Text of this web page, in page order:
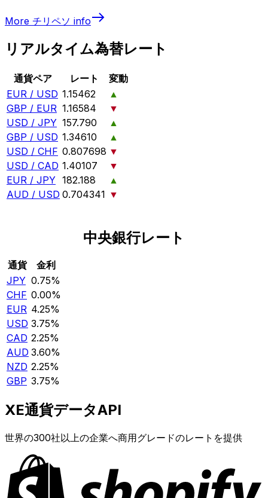
More チリペソ info
リアルタイム為替レート
通貨ペア レート
変動
EUR / USD 1.15462
▲
GBP / EUR 1.16584
▼
USD / JPY 157.790
▲
GBP / USD 1.34610
▲
USD / CHF 0.807698 ▼
USD / CAD 1.40107
▼
EUR / JPY 182.188
▲
AUD / USD 0.704341 ▼
中央銀行レート
通貨
金利
JPY 0.75%
CHF 0.00%
EUR 4.25%
USD 3.75%
CAD 2.25%
AUD 3.60%
NZD 2.25%
GBP 3.75%
XE通貨データAPI
世界の300社以上の企業へ商用グレードのレートを提供